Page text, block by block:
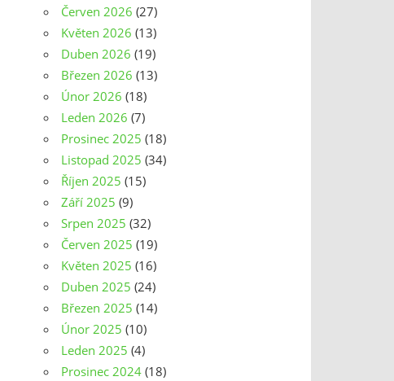
Červen 2026 (27)
Květen 2026 (13)
Duben 2026 (19)
Březen 2026 (13)
Únor 2026 (18)
Leden 2026 (7)
Prosinec 2025 (18)
Listopad 2025 (34)
Říjen 2025 (15)
Září 2025 (9)
Srpen 2025 (32)
Červen 2025 (19)
Květen 2025 (16)
Duben 2025 (24)
Březen 2025 (14)
Únor 2025 (10)
Leden 2025 (4)
Prosinec 2024 (18)